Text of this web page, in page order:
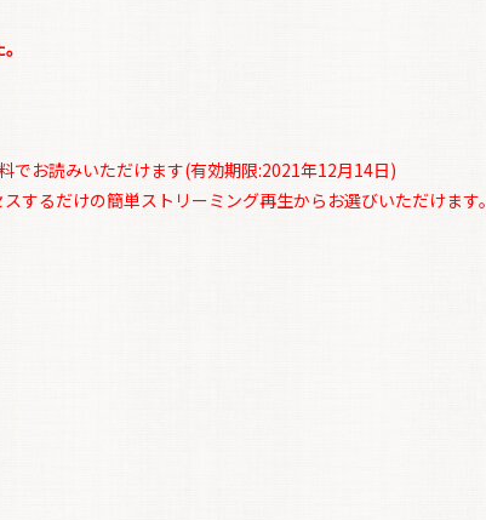
お読みいただけます(有効期限:2021年12月14日)
るだけの簡単ストリーミング再生からお選びいただけます。